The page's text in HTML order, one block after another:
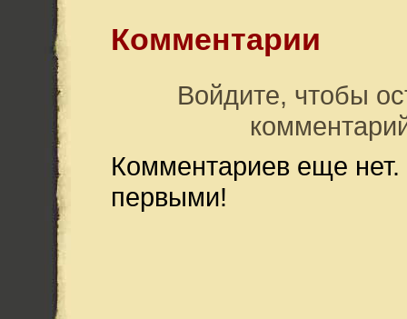
Комментарии
Войдите, чтобы
Комментариев еще нет.
первыми!